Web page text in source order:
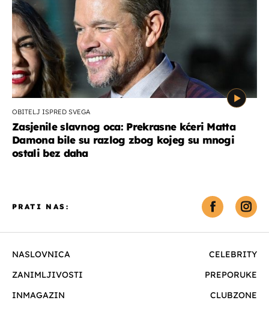
OBITELJ ISPRED SVEGA
Zasjenile slavnog oca: Prekrasne kćeri Matta
Damona bile su razlog zbog kojeg su mnogi
ostali bez daha
NASLOVNICA
CELEBRITY
ZANIMLJIVOSTI
PREPORUKE
INMAGAZIN
CLUBZONE
PRATI NAS: